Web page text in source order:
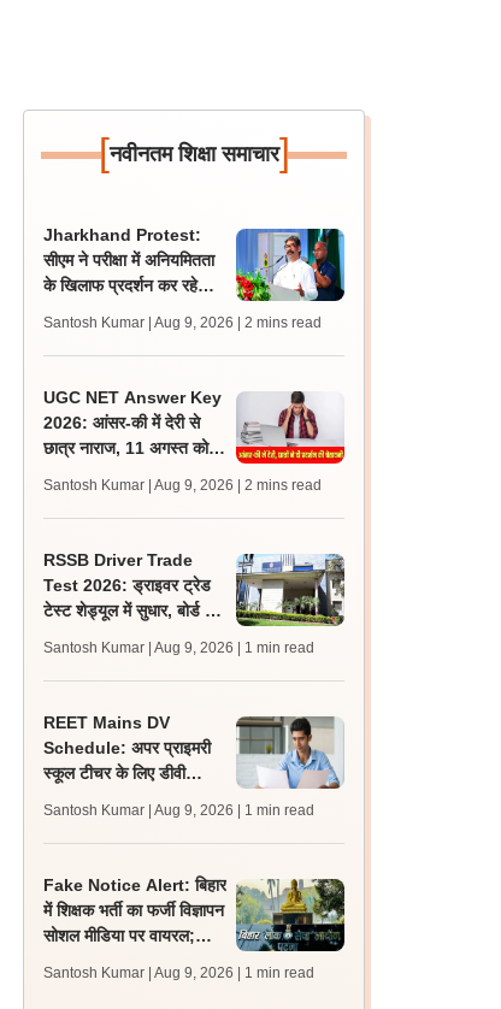
[नवीनतम शिक्षा समाचार]
Jharkhand Protest:
सीएम ने परीक्षा में अनियमितता
के खिलाफ प्रदर्शन कर रहे
Santosh Kumar | Aug 9, 2026 | 2 mins read
UGC NET Answer Key
2026: आंसर-की में देरी से
छात्र नाराज, 11 अगस्त को
Santosh Kumar | Aug 9, 2026 | 2 mins read
RSSB Driver Trade
Test 2026: ड्राइवर ट्रेड
टेस्ट शेड्यूल में सुधार, बोर्ड ने
Santosh Kumar | Aug 9, 2026 | 1 min read
REET Mains DV
Schedule: अपर प्राइमरी
स्कूल टीचर के लिए डीवी
प्रक्रिया 12 अगस्त से शुरू
Santosh Kumar | Aug 9, 2026 | 1 min read
Fake Notice Alert: बिहार
में शिक्षक भर्ती का फर्जी विज्ञापन
सोशल मीडिया पर वायरल;
Santosh Kumar | Aug 9, 2026 | 1 min read